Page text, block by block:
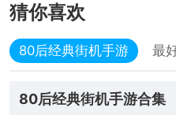
猜你喜欢
80后经典街机手游 最
80后经典街机手游合集